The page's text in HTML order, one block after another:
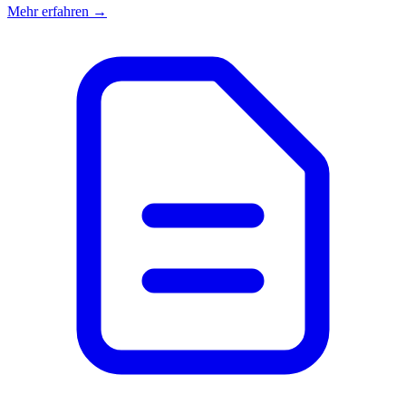
Mehr erfahren →